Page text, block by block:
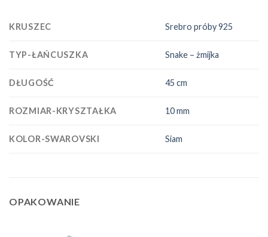
KRUSZEC Srebro próby 925
TYP-ŁAŃCUSZKA Snake – żmijka
DŁUGOŚĆ 45 cm
ROZMIAR-KRYSZTAŁKA 10 mm
KOLOR-SWAROVSKI Siam
OPAKOWANIE